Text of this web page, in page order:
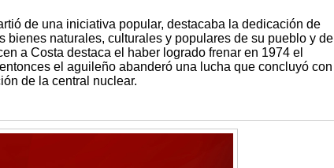
de una iniciativa popular, destacaba la dedicación de
bienes naturales, culturales y populares de su pueblo y de
a Costa destaca el haber logrado frenar en 1974 el
el aguileño abanderó una lucha que concluyó con
de la central nuclear.